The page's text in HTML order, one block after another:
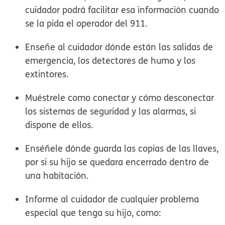
cuidador podrá facilitar esa información cuando
se la pida el operador del 911.
Enseñe al cuidador dónde están las salidas de
emergencia, los detectores de humo y los
extintores.
Muéstrele como conectar y cómo desconectar
los sistemas de seguridad y las alarmas, si
dispone de ellos.
Enséñele dónde guarda las copias de las llaves,
por si su hijo se quedara encerrado dentro de
una habitación.
Informe al cuidador de cualquier problema
especial que tenga su hijo, como: